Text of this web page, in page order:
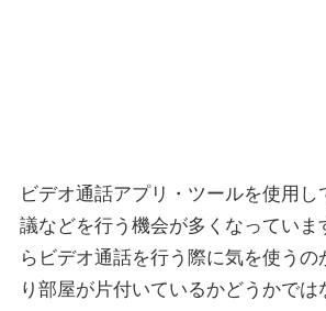
ビデオ通話アプリ・ツールを使用し
議などを行う機会が多くなっていま
らビデオ通話を行う際に気を使うの
り部屋が片付いているかどうかでは